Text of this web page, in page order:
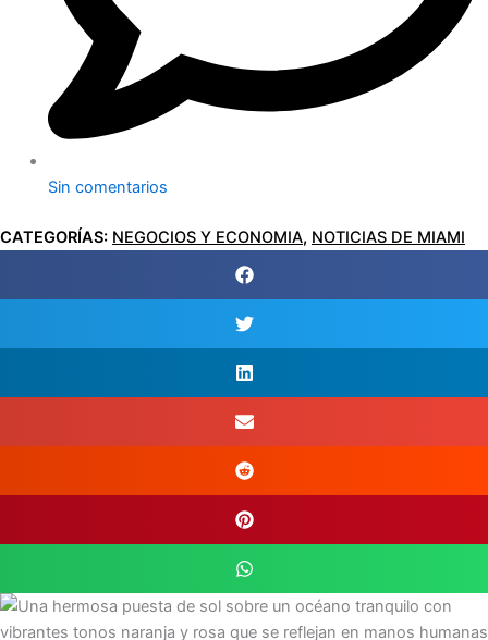
Sin comentarios
CATEGORÍAS: NEGOCIOS Y ECONOMIA, NOTICIAS DE MIAMI